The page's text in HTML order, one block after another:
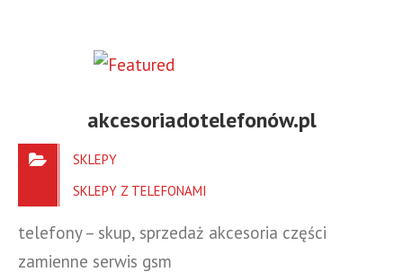
akcesoriadotelefonów.pl
SKLEPY
SKLEPY Z TELEFONAMI
telefony – skup, sprzedaż akcesoria części
zamienne serwis gsm